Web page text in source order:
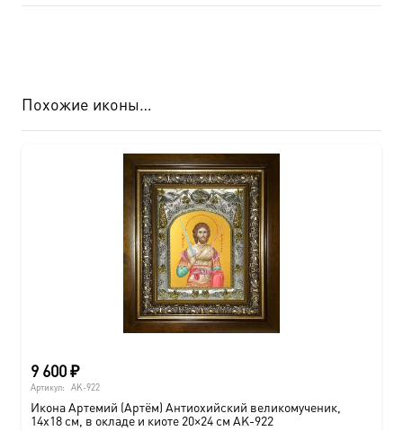
Похожие иконы…
9 600₽
Артикул: AK-922
Икона Артемий (Артём) Антиохийский великомученик,
14х18 см, в окладе и киоте 20×24 см AK-922